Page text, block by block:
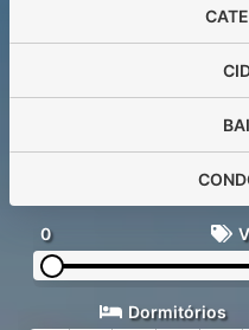
0
Dormitórios